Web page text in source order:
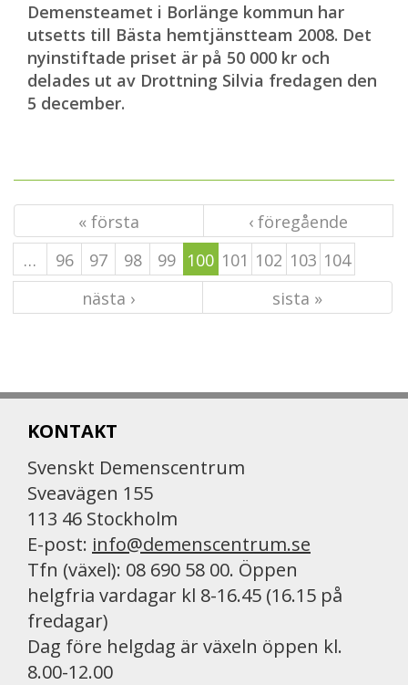
Demensteamet i Borlänge kommun har
utsetts till Bästa hemtjänstteam 2008. Det
nyinstiftade priset är på 50 000 kr och
delades ut av Drottning Silvia fredagen den
5 december.
« första
‹ föregående
…
96 97 98 99 100 101 102 103 104
nästa ›
sista »
KONTAKT
Svenskt Demenscentrum
Sveavägen 155
113 46 Stockholm
E-post: info@demenscentrum.se
Tfn (växel): 08 690 58 00. Öppen
helgfria vardagar kl 8-16.45 (16.15 på
fredagar)
Dag före helgdag är växeln öppen kl.
8.00-12.00